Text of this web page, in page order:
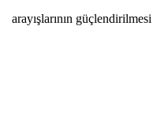
arayışlarının